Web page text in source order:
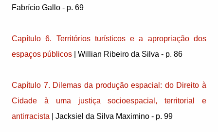
Fabrício Gallo - p. 69
Capítulo 6. Territórios turísticos e a apropriação dos
espaços públicos | Willian Ribeiro da Silva - p. 86
Capítulo 7. Dilemas da produção espacial: do Direito à
Cidade à uma justiça socioespacial, territorial e
antirracista | Jacksiel da Silva Maximino - p. 99